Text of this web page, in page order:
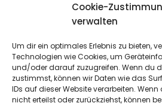
Cookie-
verwalten
Um dir ein optimales Erlebnis zu bieten,
Technologien wie Cookies, um
und/oder darauf zuzugreifen. Wenn du
zustimmst, können wir Daten wie das
IDs auf dieser Website verarbeiten.
nicht erteilst oder zurückziehst, können